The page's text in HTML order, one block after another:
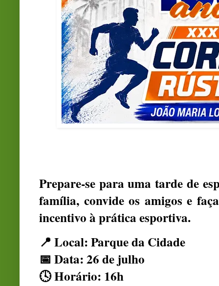
Prepare-se para uma tarde de
família, convide os amigos e
incentivo à prática esportiva.
📍 Local: Parque da Cidade
📅 Data: 26 de julho
🕓 Horário: 16h